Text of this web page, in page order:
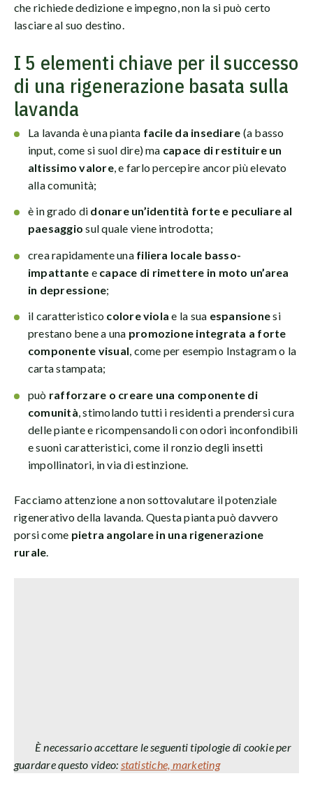
che richiede dedizione e impegno, non la si può certo
lasciare al suo destino.
I 5 elementi chiave per il successo
di una rigenerazione basata sulla
lavanda
La lavanda è una pianta facile da insediare (a basso
input, come si suol dire) ma capace di restituire un
altissimo valore, e farlo percepire ancor più elevato
alla comunità;
è in grado di donare un’identità forte e peculiare al
paesaggio sul quale viene introdotta;
crea rapidamente una filiera locale basso-
impattante e capace di rimettere in moto un’area
in depressione;
il caratteristico colore viola e la sua espansionesi
prestano bene a una promozione integrata a forte
componente visual, come per esempio Instagram o la
carta stampata;
può rafforzare o creare una componente di
comunità , stimolando tutti i residenti a prendersi cura
delle piante e ricompensandoli con odori inconfondibili
e suoni caratteristici, come il ronzio degli insetti
impollinatori, in via di estinzione.
Facciamo attenzione a non sottovalutare il potenziale
rigenerativo della lavanda. Questa pianta può davvero
porsi come pietra angolare in una rigenerazione
rurale
È necessario accettare le seguenti tipologie di cookie per
guardare questo video: statistiche, marketing